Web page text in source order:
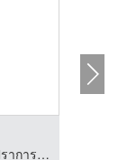
ขาย-ให้เช่า นั่งร้านแบบเหล็ก สมุทรปราการ - บ้านนั่งร้าน